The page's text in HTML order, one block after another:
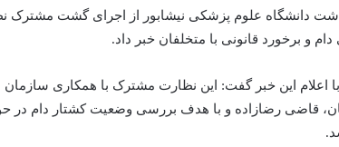
دانشگاه علوم پزشکی نیشابور از اجرای گشت مشترک
و برخورد قانونی با متخلفان خبر داد.
اعلام این خبر گفت: این نظارت مشترک با همکاری
قاضی رضازاده و با هدف بررسی وضعیت کشتار دام